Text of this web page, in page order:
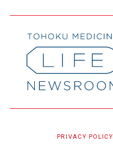
PRIVACY POLICY